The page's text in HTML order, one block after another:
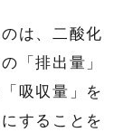
は、二酸化
「排出量」
吸収量」を
することを